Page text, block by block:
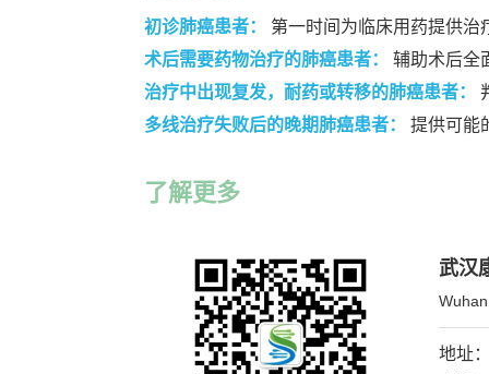
初诊肺癌患者：
第一时间为临床用药提供治
术后需要药物治疗的肺癌患者：
辅助术后全
治疗中出现复发，耐药或转移的肺癌患者：
多线治疗失败后的晚期肺癌患者：
提供可能
了解更多
武汉
地址